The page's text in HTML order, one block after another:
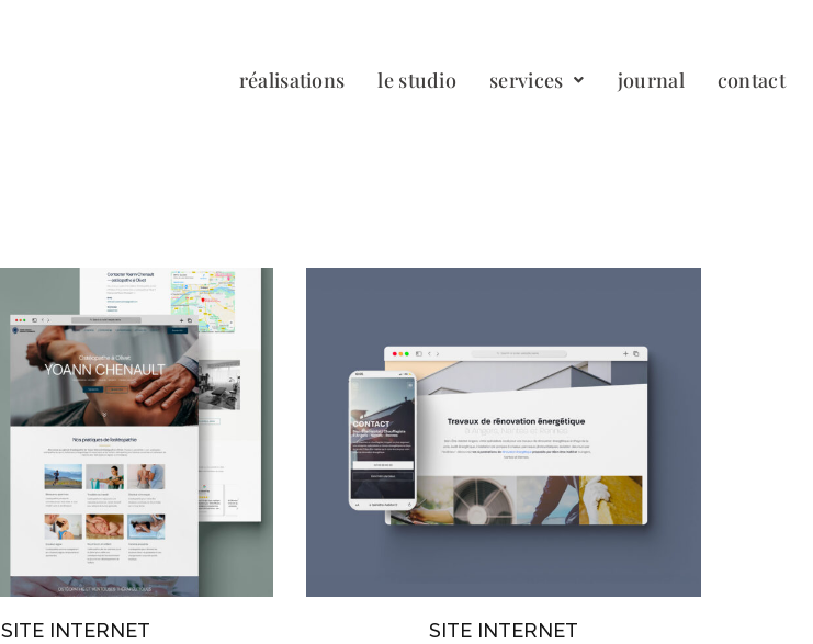
réalisations le studio services journal contact
SITE INTERNET SITE INTERNET